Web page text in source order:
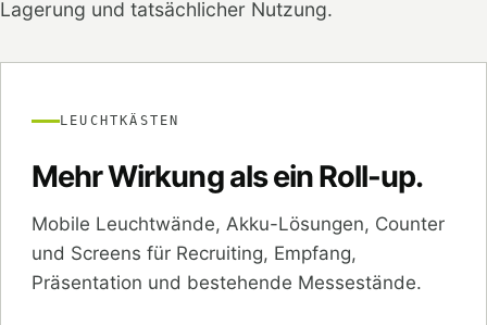
Lagerung und tatsächlicher Nutzung.
LEUCHTKÄSTEN
Mehr Wirkung als ein Roll-up.
Mobile Leuchtwände, Akku-Lösungen, Counter
und Screens für Recruiting, Empfang,
Präsentation und bestehende Messestände.